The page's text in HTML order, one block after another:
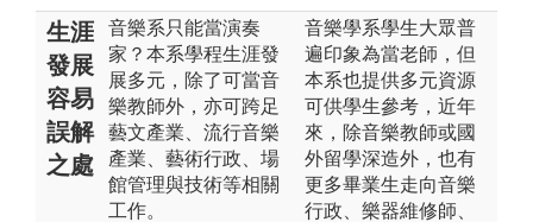
生涯
發展
容易
誤解
之處
音樂系只能當演奏
家？本系學程生涯發
展多元，除了可當音
樂教師外，亦可跨足
藝文產業、流行音樂
產業、藝術行政、場
館管理與技術等相關
工作。
音樂學系學生大眾普
遍印象為當老師，但
本系也提供多元資源
可供學生參考，近年
來，除音樂教師或國
外留學深造外，也有
更多畢業生走向音樂
行政、樂器維修師、